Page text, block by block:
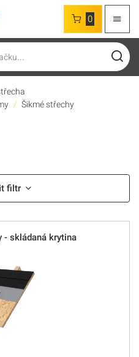
0
Šikmé střechy
filtr
- skládaná krytina